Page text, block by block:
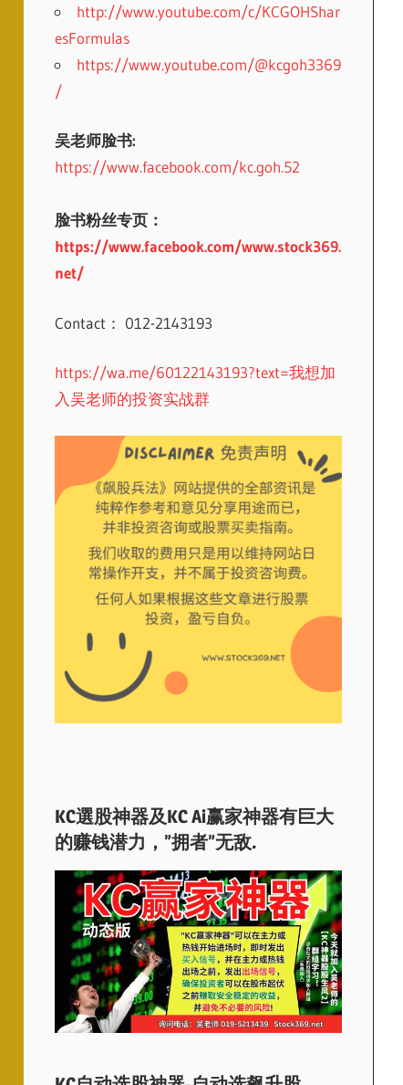
http://www.youtube.com/c/KCGOHShar
esFormulas
https://www.youtube.com/@kcgoh3369
/
吴老师脸书:
https://www.facebook.com/kc.goh.52
脸书粉丝专页：
https://www.facebook.com/www.stock369.
net/
Contact： 012-2143193
https://wa.me/60122143193?text=我想加
入吴老师的投资实战群
KC選股神器及KC Ai赢家神器有巨大
的赚钱潜力，”拥者”无敌.